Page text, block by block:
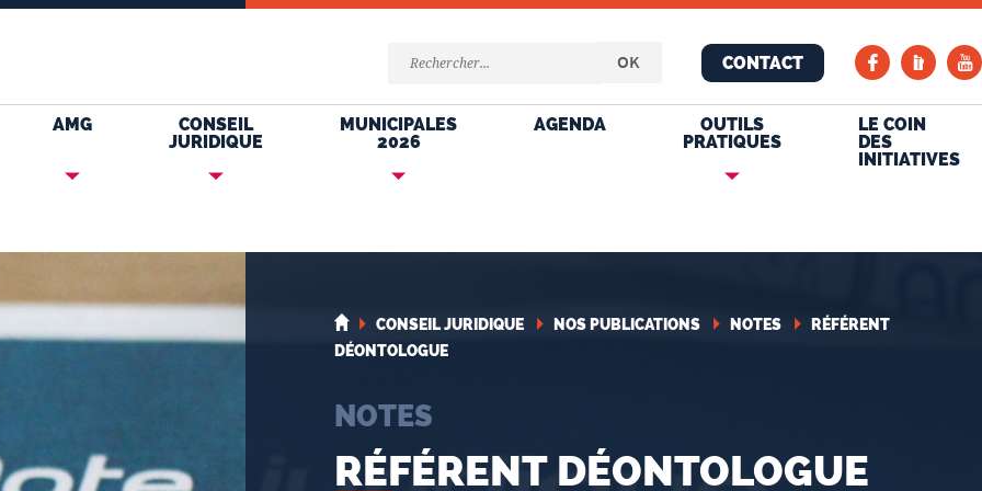
CONTACT
AMG
CONSEIL
JURIDIQUE
MUNICIPALES
2026
AGENDA
OUTILS
PRATIQUES
LE COIN
DES
INITIATIVES
CONSEIL JURIDIQUE NOS PUBLICATIONS NOTES
RÉFÉRENT
DÉONTOLOGUE
NOTES
RÉFÉRENT DÉONTOLOGUE